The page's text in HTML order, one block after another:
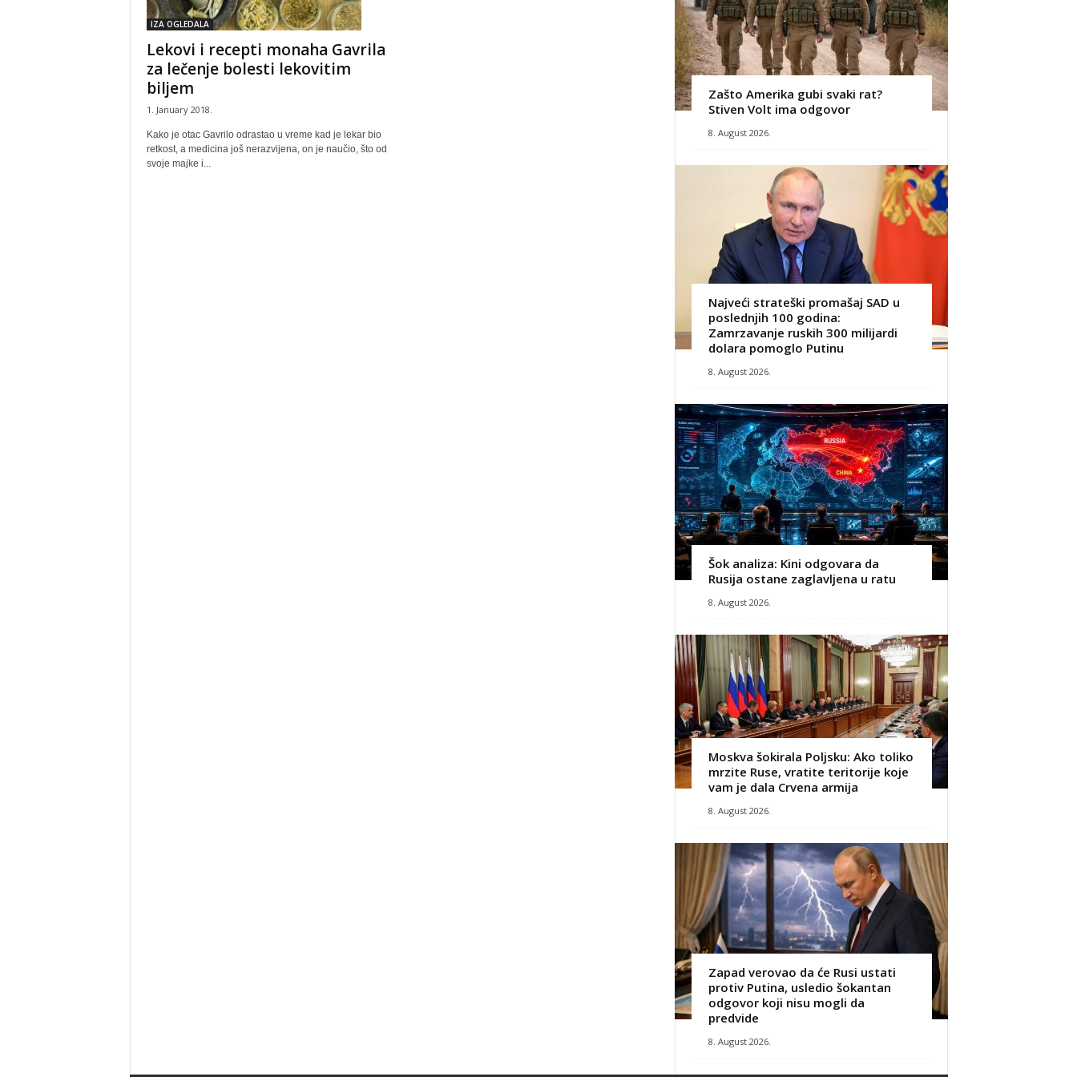
IZA OGLEDALA
Lekovi i recepti monaha Gavrila
za lečenje bolesti lekovitim
biljem
1. January 2018.
Kako je otac Gavrilo odrastao u vreme kad je lekar bio
retkost, a medicina još nerazvijena, on je naučio, što od
svoje majke i...
Zašto Amerika gubi svaki rat?
Stiven Volt ima odgovor
8. August 2026.
Najveći strateški promašaj SAD u
poslednjih 100 godina:
Zamrzavanje ruskih 300 milijardi
dolara pomoglo Putinu
8. August 2026.
Šok analiza: Kini odgovara da
Rusija ostane zaglavljena u ratu
8. August 2026.
Moskva šokirala Poljsku: Ako toliko
mrzite Ruse, vratite teritorije koje
vam je dala Crvena armija
8. August 2026.
Zapad verovao da će Rusi ustati
protiv Putina, usledio šokantan
odgovor koji nisu mogli da
predvide
8. August 2026.